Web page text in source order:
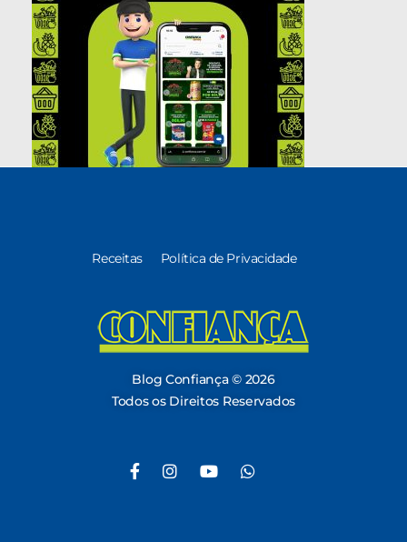
Receitas Política de Privacidade
Blog Confiança © 2026
Todos os Direitos Reservados